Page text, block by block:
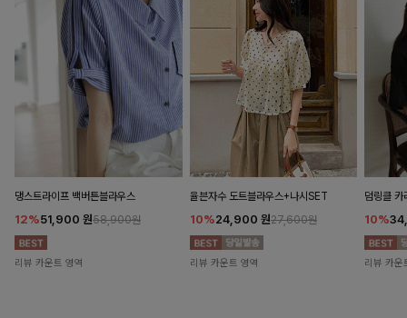
댕스트라이프 백버튼블라우스
12%51,900 원58,900원
리뷰 카운트 영역
율븐자수 도트블라우스+나시SET
10%24,900 원27,600원
리뷰 카운트 영역
덤링클 카
10%
리뷰 카운